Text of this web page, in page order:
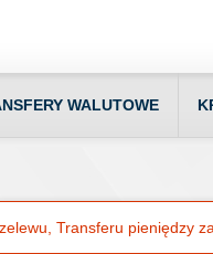
WALUTOWE
Transferu pieniędzy